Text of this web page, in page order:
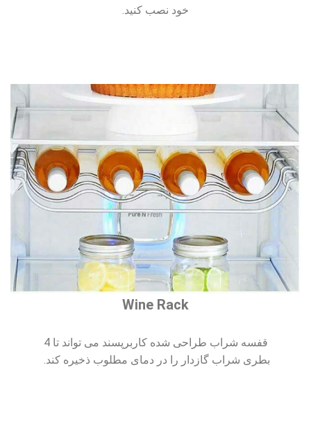
خود نصب کنید.
Wine Rack
قفسه شراب طراحی شده کاربرپسند می تواند تا 4
بطری شراب گازدار را در دمای مطلوب ذخیره کند.